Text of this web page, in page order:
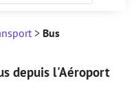
> Bus
depuis l'Aéroport